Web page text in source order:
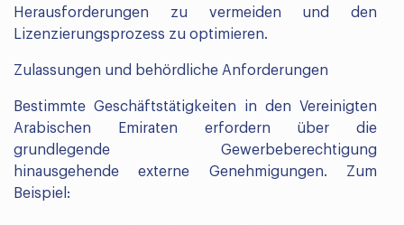
Herausforderungen zu vermeiden und den
Lizenzierungsprozess zu optimieren.
Zulassungen und behördliche Anforderungen
Bestimmte Geschäftstätigkeiten in den Vereinigten
Arabischen Emiraten erfordern über die
grundlegende Gewerbeberechtigung
hinausgehende externe Genehmigungen. Zum
Beispiel: